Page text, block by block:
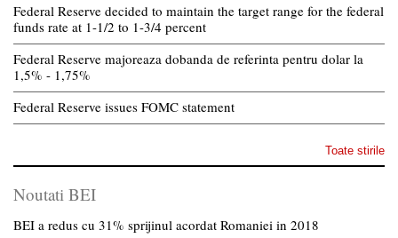
Federal Reserve decided to maintain the target range for the federal
funds rate at 1-1/2 to 1-3/4 percent
Federal Reserve majoreaza dobanda de referinta pentru dolar la
1,5% - 1,75%
Federal Reserve issues FOMC statement
Toate stirile
Noutati BEI
BEI a redus cu 31% sprijinul acordat Romaniei in 2018